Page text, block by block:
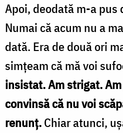
Apoi, deodată m-a pus
Numai că acum nu a
dată. Era de două ori
simțeam că mă voi
insistat. Am strigat.
convinsă că nu voi
renunț.Chiar atunci,